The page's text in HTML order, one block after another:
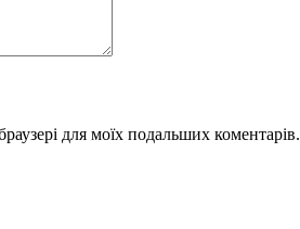
для моїх подальших коментарів.